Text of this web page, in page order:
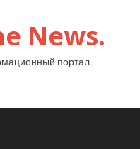
News.
портал.